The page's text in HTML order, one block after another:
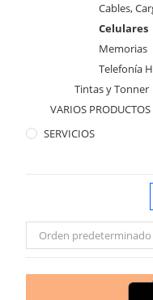
Cables,
Celulares
Memorias
Telefonía
Tintas y Tonner
VARIOS PRODUCTOS
SERVICIOS
Orden predeterminado